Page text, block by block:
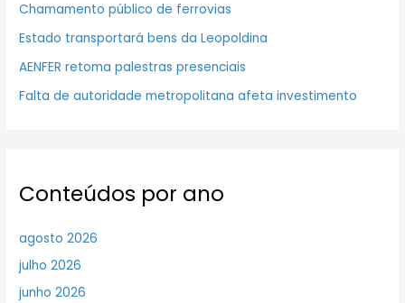
Chamamento público de ferrovias
Estado transportará bens da Leopoldina
AENFER retoma palestras presenciais
Falta de autoridade metropolitana afeta investimento
Conteúdos por ano
agosto 2026
julho 2026
junho 2026